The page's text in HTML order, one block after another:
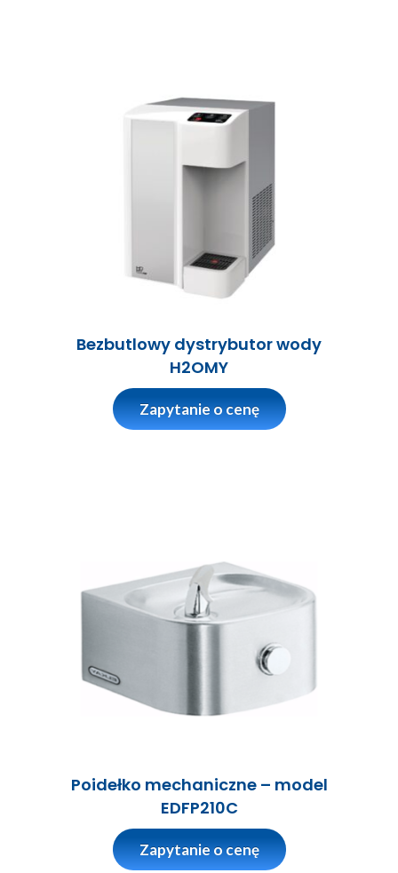
Bezbutlowy dystrybutor wody
H2OMY
Zapytanie o cenę
Poidełko mechaniczne – model
EDFP210C
Zapytanie o cenę